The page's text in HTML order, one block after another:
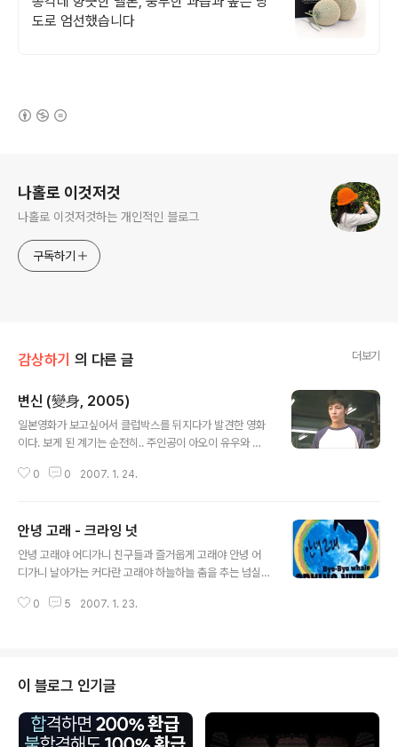
도로 엄선했습니다
나홀로 이것저것
나홀로 이것저것하는 개인적인 블로그
구독하기
감상하기 의 다른 글 더보기
변신 (變身, 2005)
일본영화가 보고싶어서 클럽박스를 뒤지다가 발견한 영화
이다. 보게 된 계기는 순전히.. 주인공이 아오이 유우와 타
에서 처음봤는데 너무 예뻐서 ㅜㅜ 좋아하게 된 배우.. 최근
히로시... 노다메에서 처음봤는데 .. 역시나 노다메를 본이
후로 관심이 간 배우.. 이 두 배우가 같이 찍은 영화길래 서
슴없이 다운로드를 받았다.. ㅎㅎ 사고로 인해 뇌 이식을 받
이식받은 뇌에 지배 당하게 되면서 인격이 변하게 된다. 사
0 0 2007. 1. 24.
안녕 고래 - 크라잉 넛
안녕 고래야 어디가니 친구들과 즐거웁게 고래야 안녕 어
디가니 날아가는 커다란 고래야 하늘하늘 춤을 추는 넘실
다 친구들 모두 함께 나는 눈물 남겨두고 잘있어요 고래가
다시 만나요 정신없이 돌고도는 소용돌이 고함소리 이리치
고 저리채여 상처받은 널 닮았던 바다친구들 모두 함께 나
는 눈물 남겨두고 잘있어요 고래가 하늘로 올라가네 고래
가 하늘로 올라가네 고래가 하늘로 올라가네 너 공주도 남
0 5 2007. 1. 23.
이 블로그 인기글